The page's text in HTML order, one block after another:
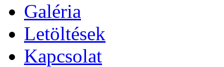
Galéria
Letöltések
Kapcsolat